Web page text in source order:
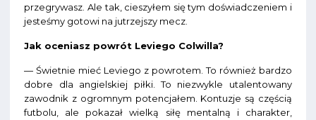
przegrywasz. Ale tak, cieszyłem się tym doświadczeniem i
jesteśmy gotowi na jutrzejszy mecz.
Jak oceniasz powrót Leviego Colwilla?
— Świetnie mieć Leviego z powrotem. To również bardzo
dobre dla angielskiej piłki. To niezwykle utalentowany
zawodnik z ogromnym potencjałem. Kontuzje są częścią
futbolu, ale pokazał wielką siłę mentalną i charakter,